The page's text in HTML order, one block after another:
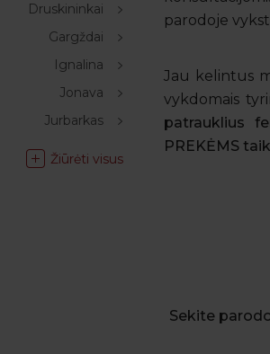
Druskininkai
Gargždai
Ignalina
Jonava
Jurbarkas
Žiūrėti visus
parodoje
Jau kelintus
vykdomais
patrauklius
PREKĖMS
Sekite